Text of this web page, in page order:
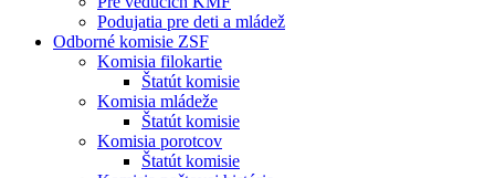
Podujatia pre deti a mládež
Odborné komisie ZSF
Komisia filokartie
Štatút komisie
Komisia mládeže
Štatút komisie
Komisia porotcov
Štatút komisie